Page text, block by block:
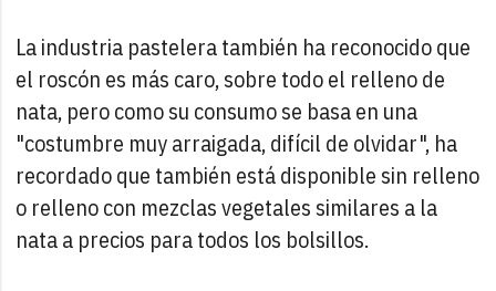
La industria pastelera también ha reconocido que
el roscón es más caro, sobre todo el relleno de
nata, pero como su consumo se basa en una
"costumbre muy arraigada, difícil de olvidar", ha
recordado que también está disponible sin relleno
o relleno con mezclas vegetales similares a la
nata a precios para todos los bolsillos.